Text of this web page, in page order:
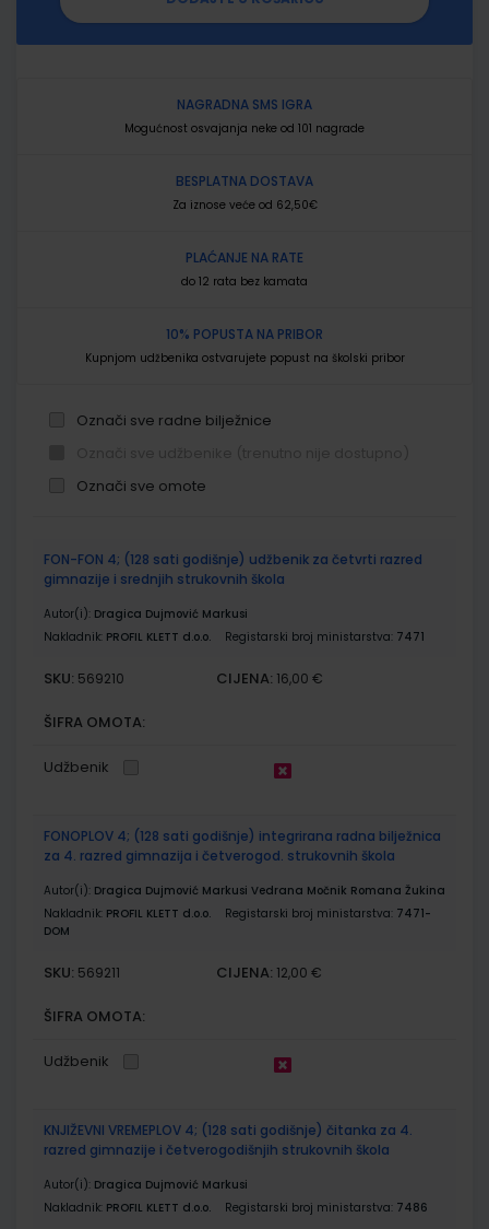
NAGRADNA SMS IGRA
Mogućnost osvajanja neke od 101 nagrade
BESPLATNA DOSTAVA
Za iznose veće od 62,50€
PLAĆANJE NA RATE
do 12 rata bez kamata
10% POPUSTA NA PRIBOR
Kupnjom udžbenika ostvarujete popust na školski pribor
Označi sve radne bilježnice
Označi sve omote
proizvodi
FON-FON 4; (128 sati godišnje) udžbenik za četvrti razred
gimnazije i srednjih strukovnih škola
Autor(i): Dragica Dujmović Markusi
Nakladnik: PROFIL KLETT d.o.o. Registarski broj ministarstva: 7471
SKU: 569210 CIJENA: 16,00 €
ŠIFRA OMOTA:
Udžbenik
FONOPLOV 4; (128 sati godišnje) integrirana radna bilježnica
za 4. razred gimnazija i četverogod. strukovnih škola
Autor(i): Dragica Dujmović Markusi Vedrana Močnik Romana Žukina
Nakladnik: PROFIL KLETT d.o.o. Registarski broj ministarstva: 7471-
DOM
SKU: 569211 CIJENA: 12,00 €
ŠIFRA OMOTA:
Udžbenik
KNJIŽEVNI VREMEPLOV 4; (128 sati godišnje) čitanka za 4.
razred gimnazije i četverogodišnjih strukovnih škola
Autor(i): Dragica Dujmović Markusi
Nakladnik: PROFIL KLETT d.o.o. Registarski broj ministarstva: 7486